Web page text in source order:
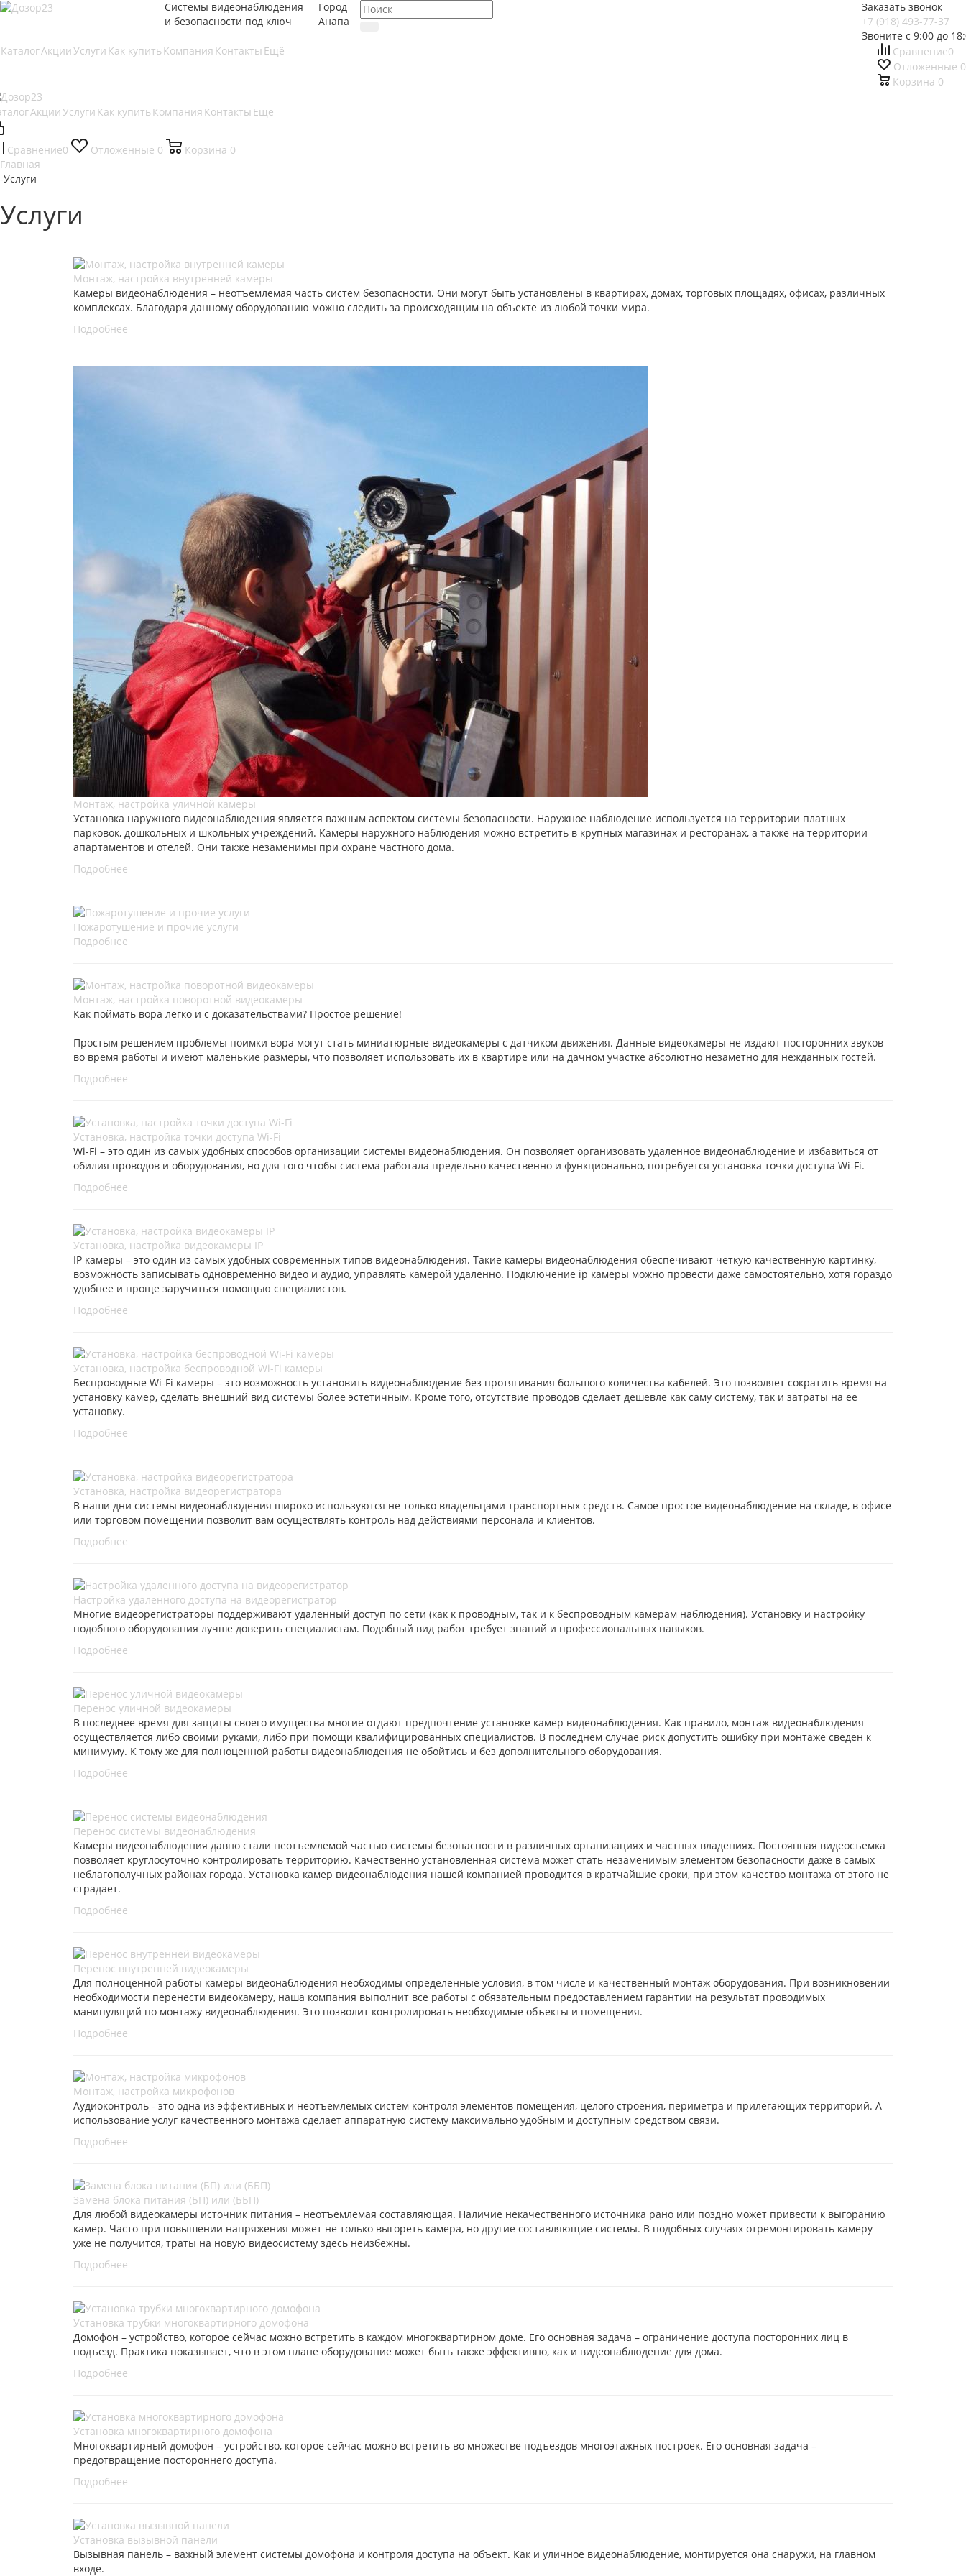
Системы видеонаблюдения
и безопасности под ключ
Город
Анапа
Заказать звонок
+7 (918) 493-77-37
Звоните с 9:00 до
Сравнение0
Отложенные 0
Корзина 0
КаталогАкцииУслуги Как купитьКомпания Контакты Ещё
АкцииУслуги Как купитьКомпания Контакты Ещё
Сравнение0 Отложенные 0 Корзина 0
Главная
-Услуги
Услуги
Монтаж, настройка внутренней камеры
Камеры видеонаблюдения – неотъемлемая часть систем безопасности. Они могут быть установлены в квартирах, домах, торговых площадях, офисах, различных
комплексах. Благодаря данному оборудованию можно следить за происходящим на объекте из любой точки мира.
Подробнее
Монтаж, настройка уличной камеры
Установка наружного видеонаблюдения является важным аспектом системы безопасности. Наружное наблюдение используется на территории платных
парковок, дошкольных и школьных учреждений. Камеры наружного наблюдения можно встретить в крупных магазинах и ресторанах, а также на территории
апартаментов и отелей. Они также незаменимы при охране частного дома.
Подробнее
Пожаротушение и прочие услуги
Подробнее
Монтаж, настройка поворотной видеокамеры
Как поймать вора легко и с доказательствами? Простое решение!
Простым решением проблемы поимки вора могут стать миниатюрные видеокамеры с датчиком движения. Данные видеокамеры не издают посторонних звуков
во время работы и имеют маленькие размеры, что позволяет использовать их в квартире или на дачном участке абсолютно незаметно для нежданных гостей.
Подробнее
Установка, настройка точки доступа Wi-Fi
Wi-Fi – это один из самых удобных способов организации системы видеонаблюдения. Он позволяет организовать удаленное видеонаблюдение и избавиться от
обилия проводов и оборудования, но для того чтобы система работала предельно качественно и функционально, потребуется установка точки доступа Wi-Fi.
Подробнее
Установка, настройка видеокамеры IP
IP камеры – это один из самых удобных современных типов видеонаблюдения. Такие камеры видеонаблюдения обеспечивают четкую качественную картинку,
возможность записывать одновременно видео и аудио, управлять камерой удаленно. Подключение ip камеры можно провести даже самостоятельно, хотя гораздо
удобнее и проще заручиться помощью специалистов.
Подробнее
Установка, настройка беспроводной Wi-Fi камеры
Беспроводные Wi-Fi камеры – это возможность установить видеонаблюдение без протягивания большого количества кабелей. Это позволяет сократить время на
установку камер, сделать внешний вид системы более эстетичным. Кроме того, отсутствие проводов сделает дешевле как саму систему, так и затраты на ее
установку.
Подробнее
Установка, настройка видеорегистратора
В наши дни системы видеонаблюдения широко используются не только владельцами транспортных средств. Самое простое видеонаблюдение на складе, в офисе
или торговом помещении позволит вам осуществлять контроль над действиями персонала и клиентов.
Подробнее
Настройка удаленного доступа на видеорегистратор
Многие видеорегистраторы поддерживают удаленный доступ по сети (как к проводным, так и к беспроводным камерам наблюдения). Установку и настройку
подобного оборудования лучше доверить специалистам. Подобный вид работ требует знаний и профессиональных навыков.
Подробнее
Перенос уличной видеокамеры
В последнее время для защиты своего имущества многие отдают предпочтение установке камер видеонаблюдения. Как правило, монтаж видеонаблюдения
осуществляется либо своими руками, либо при помощи квалифицированных специалистов. В последнем случае риск допустить ошибку при монтаже сведен к
минимуму. К тому же для полноценной работы видеонаблюдения не обойтись и без дополнительного оборудования.
Подробнее
Перенос системы видеонаблюдения
Камеры видеонаблюдения давно стали неотъемлемой частью системы безопасности в различных организациях и частных владениях. Постоянная видеосъемка
позволяет круглосуточно контролировать территорию. Качественно установленная система может стать незаменимым элементом безопасности даже в самых
неблагополучных районах города. Установка камер видеонаблюдения нашей компанией проводится в кратчайшие сроки, при этом качество монтажа от этого не
страдает.
Подробнее
Перенос внутренней видеокамеры
Для полноценной работы камеры видеонаблюдения необходимы определенные условия, в том числе и качественный монтаж оборудования. При возникновении
необходимости перенести видеокамеру, наша компания выполнит все работы с обязательным предоставлением гарантии на результат проводимых
манипуляций по монтажу видеонаблюдения. Это позволит контролировать необходимые объекты и помещения.
Подробнее
Монтаж, настройка микрофонов
Аудиоконтроль - это одна из эффективных и неотъемлемых систем контроля элементов помещения, целого строения, периметра и прилегающих территорий. А
использование услуг качественного монтажа сделает аппаратную систему максимально удобным и доступным средством связи.
Подробнее
Замена блока питания (БП) или (ББП)
Для любой видеокамеры источник питания – неотъемлемая составляющая. Наличие некачественного источника рано или поздно может привести к выгоранию
камер. Часто при повышении напряжения может не только выгореть камера, но другие составляющие системы. В подобных случаях отремонтировать камеру
уже не получится, траты на новую видеосистему здесь неизбежны.
Подробнее
Установка трубки многоквартирного домофона
Домофон – устройство, которое сейчас можно встретить в каждом многоквартирном доме. Его основная задача – ограничение доступа посторонних лиц в
подъезд. Практика показывает, что в этом плане оборудование может быть также эффективно, как и видеонаблюдение для дома.
Подробнее
Установка многоквартирного домофона
Многоквартирный домофон – устройство, которое сейчас можно встретить во множестве подъездов многоэтажных построек. Его основная задача –
предотвращение постороннего доступа.
Подробнее
Установка вызывной панели
Вызывная панель – важный элемент системы домофона и контроля доступа на объект. Как и уличное видеонаблюдение, монтируется она снаружи, на главном
входе.